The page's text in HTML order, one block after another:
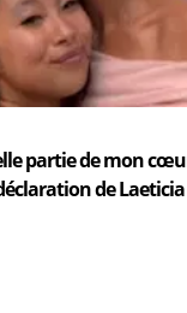
partie de mon
de